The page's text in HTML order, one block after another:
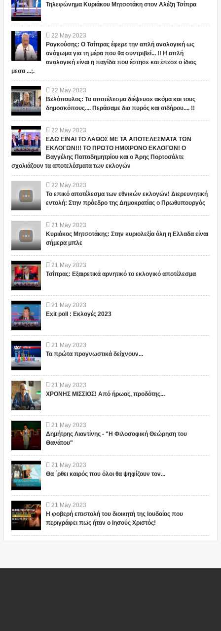
Τηλεφώνημα Κυριάκου Μητσοτάκη στον Αλέξη Τσίπρα
22 May 2023
Ραγκούσης: Ο Τσίπρας έφερε την απλή αναλογική ως
ανάχωμα για τη μέρα που θα συντριβεί... !! Η απλή
αναλογική είναι η παγίδα που έστησε και έπεσε ο ίδιος
μεσα ...;.
22 May 2023
Βελόπουλος: Το αποτέλεσμα διέψευσε ακόμα και τους
δημοσκόπους.... Περάσαμε δια πυρός και σιδήρου.... !!
22 May 2023
ΕΔΩ ΕΙΝΑΙ ΤΟ ΛΑΘΟΣ ΜΕ ΤΑ ΑΠΟΤΕΛΕΣΜΑΤΑ ΤΩΝ
ΕΚΛΟΓΩΝ!!! ΤΟ ΠΡΩΤΟ ΗΜΙΧΡΟΝΟ ΕΚΛΟΓΩΝ! Ο
Βαγγέλης Παπαδημητρίου και ο Άρης Πορτοσάλτε
σχολιάζουν τα αποτελέσματα των εκλογών
22 May 2023
Το επικό αποτέλεσμα των εθνικών εκλογών! Διερευνητική
εντολή: Στην πρόεδρο της Δημοκρατίας ο Πρωθυπουργός
21 May 2023
Κυριάκος Μητσοτάκης: Στην κυριολεξία όλη η Ελλαδα είναι
σήμερα μπλε
21 May 2023
Τσίπρας: Εξαιρετικά αρνητικό το εκλογικό αποτέλεσμα
21 May 2023
Exit poll : Εκλογές 2023
21 May 2023
Τα πρώτα προγνωστικά δείχνουν...
21 May 2023
ΧΡΟΝΗΣ ΜΙΣΣΙΟΣ! Από ήρωας, προδότης...
21 May 2023
Δημήτρης Λιαντίνης - "Η Φιλοσοφική Θεώρηση του
Θανάτου"
21 May 2023
Θα ΄ρθει καιρός που όλοι θα ψηφίζουν τον...
21 May 2023
Η φοβερή επιστολή του διοικητή της Ιουδαίας που
περιγράφει πως ήταν ο Ιησούς Χριστός!